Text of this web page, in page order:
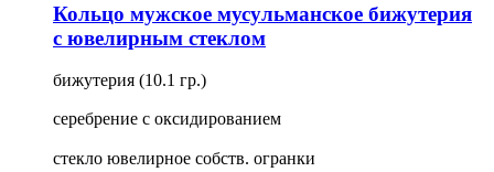
Кольцо мужское мусульманское бижутерия
с ювелирным стеклом
бижутерия (10.1 гр.)
серебрение с оксидированием
стекло ювелирное собств. огранки